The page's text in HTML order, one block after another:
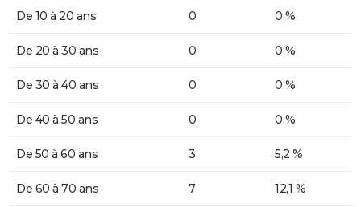
De 10 à 20 ans 0 0 %
De 20 à 30 ans 0 0 %
De 30 à 40 ans 0 0 %
De 40 à 50 ans 0 0 %
De 50 à 60 ans 3 5,2 %
De 60 à 70 ans 7 12,1 %